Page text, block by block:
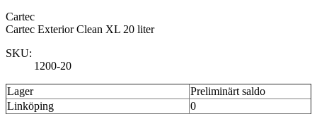
Cartec
Cartec Exterior Clean XL 20 liter
SKU:
1200-20
Lager
Preliminärt saldo
Linköping
0